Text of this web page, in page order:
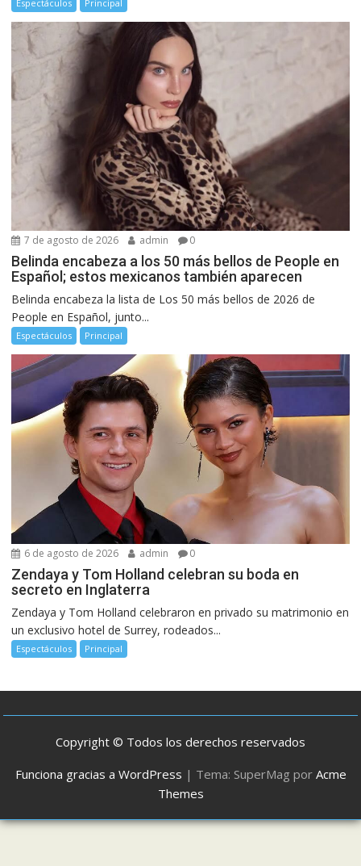
Espectáculos Principal
7 de agosto de 2026 admin 0
Belinda encabeza a los 50 más bellos de People en
Español; estos mexicanos también aparecen
Belinda encabeza la lista de Los 50 más bellos de 2026 de
People en Español, junto...
Espectáculos Principal
6 de agosto de 2026 admin 0
Zendaya y Tom Holland celebran su boda en
secreto en Inglaterra
Zendaya y Tom Holland celebraron en privado su matrimonio en
un exclusivo hotel de Surrey, rodeados...
Espectáculos Principal
Copyright © Todos los derechos reservados
Funciona gracias a WordPress | Tema: SuperMag por Acme
Themes